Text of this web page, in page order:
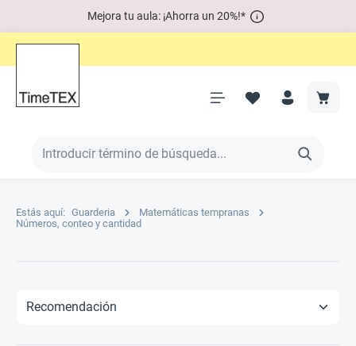
Mejora tu aula: ¡Ahorra un 20%!*
Estás aquí: Guarderia
Matemáticas tempranas
Números, conteo y cantidad